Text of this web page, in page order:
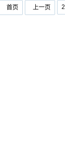
首页 上一页 2